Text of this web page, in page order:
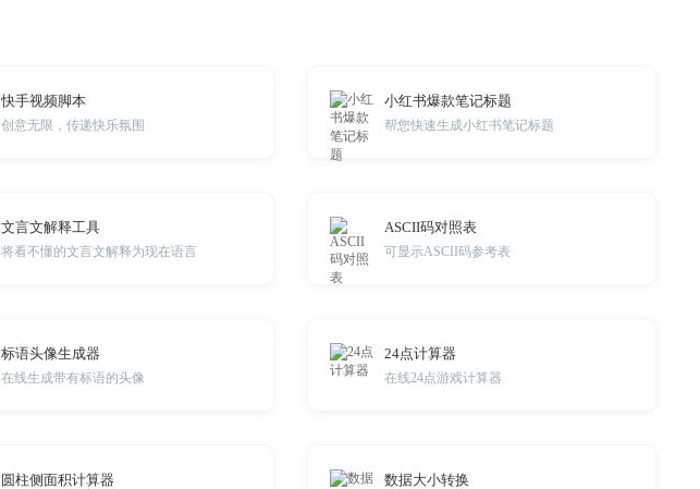
快手视频脚本
创意无限，传递快乐氛围
小红书爆款笔记标题
帮您快速生成小红书笔记标题
文言文解释工具
将看不懂的文言文解释为现在语言
ASCII码对照表
可显示ASCII码参考表
标语头像生成器
在线生成带有标语的头像
24点计算器
在线24点游戏计算器
圆柱侧面积计算器 数据大小转换